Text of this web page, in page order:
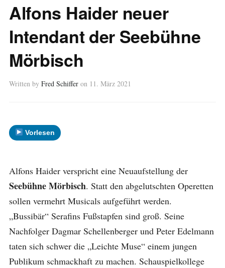
Alfons Haider neuer
Intendant der Seebühne
Mörbisch
Written by Fred Schiffer on 11. März 2021
Vorlesen
Alfons Haider verspricht eine Neuaufstellung der
Seebühne Mörbisch. Statt den abgelutschten Operetten
sollen vermehrt Musicals aufgeführt werden.
„Bussibär“ Serafins Fußstapfen sind groß. Seine
Nachfolger Dagmar Schellenberger und Peter Edelmann
taten sich schwer die „Leichte Muse“ einem jungen
Publikum schmackhaft zu machen. Schauspielkollege